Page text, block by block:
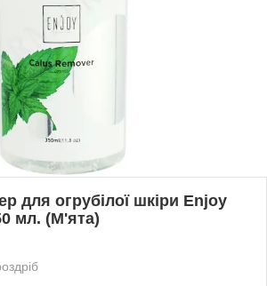
для огрубілої шкіри Enjoy
мл. (М'ята)